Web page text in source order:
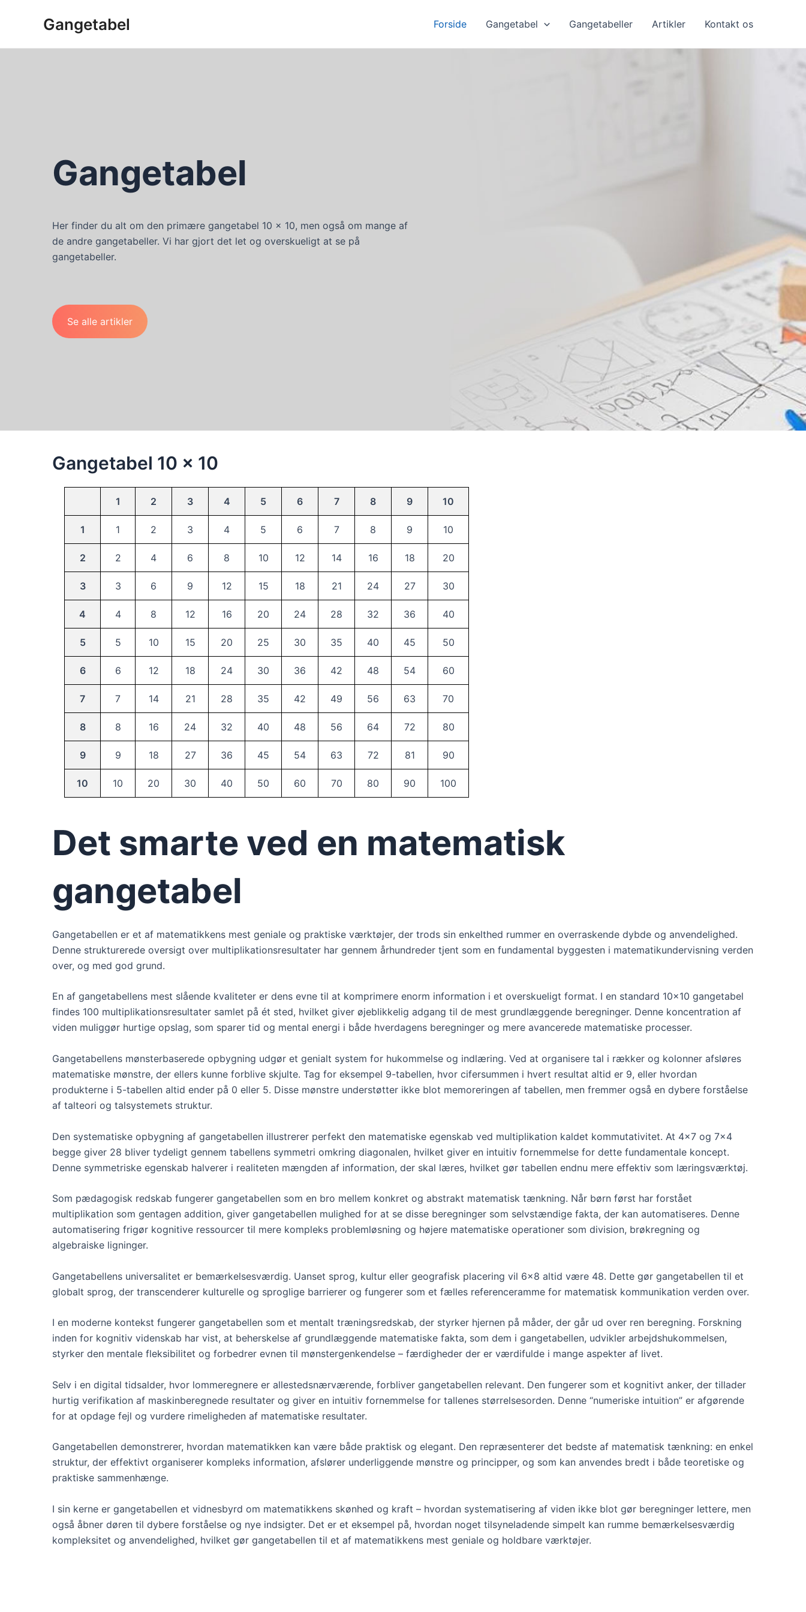
Gangetabel Forside Gangetabel Gangetabeller Artikler Kontakt os
Gangetabel
Her finder du alt om den primære gangetabel 10 x 10, men også om mange af
de andre gangetabeller. Vi har gjort det let og overskueligt at se på
gangetabeller.
Se alle artikler
Gangetabel 10 x 10
1 2 3 4 5 6 7 8 9 10
1 1 2 3 4 5 6 7 8 9 10
2 2 4 6 8 10 12 14 16 18 20
3 3 6 9 12 15 18 21 24 27 30
4 4 8 12 16 20 24 28 32 36 40
5 5 10 15 20 25 30 35 40 45 50
6 6 12 18 24 30 36 42 48 54 60
7 7 14 21 28 35 42 49 56 63 70
8 8 16 24 32 40 48 56 64 72 80
9 9 18 27 36 45 54 63 72 81 90
10 10 20 30 40 50 60 70 80 90 100
Det smarte ved en matematisk
gangetabel
Gangetabellen er et af matematikkens mest geniale og praktiske værktøjer, der trods sin enkelthed rummer en overraskende dybde og anvendelighed.
Denne strukturerede oversigt over multiplikationsresultater har gennem århundreder tjent som en fundamental byggesten i matematikundervisning verden
over, og med god grund.
En af gangetabellens mest slående kvaliteter er dens evne til at komprimere enorm information i et overskueligt format. I en standard 10×10 gangetabel
findes 100 multiplikationsresultater samlet på ét sted, hvilket giver øjeblikkelig adgang til de mest grundlæggende beregninger. Denne koncentration af
viden muliggør hurtige opslag, som sparer tid og mental energi i både hverdagens beregninger og mere avancerede matematiske processer.
Gangetabellens mønsterbaserede opbygning udgør et genialt system for hukommelse og indlæring. Ved at organisere tal i rækker og kolonner afsløres
matematiske mønstre, der ellers kunne forblive skjulte. Tag for eksempel 9-tabellen, hvor cifersummen i hvert resultat altid er 9, eller hvordan
produkterne i 5-tabellen altid ender på 0 eller 5. Disse mønstre understøtter ikke blot memoreringen af tabellen, men fremmer også en dybere forståelse
af talteori og talsystemets struktur.
Den systematiske opbygning af gangetabellen illustrerer perfekt den matematiske egenskab ved multiplikation kaldet kommutativitet. At 4×7 og 7×4
begge giver 28 bliver tydeligt gennem tabellens symmetri omkring diagonalen, hvilket giver en intuitiv fornemmelse for dette fundamentale koncept.
Denne symmetriske egenskab halverer i realiteten mængden af information, der skal læres, hvilket gør tabellen endnu mere effektiv som læringsværktøj.
Som pædagogisk redskab fungerer gangetabellen som en bro mellem konkret og abstrakt matematisk tænkning. Når børn først har forstået
multiplikation som gentagen addition, giver gangetabellen mulighed for at se disse beregninger som selvstændige fakta, der kan automatiseres. Denne
automatisering frigør kognitive ressourcer til mere kompleks problemløsning og højere matematiske operationer som division, brøkregning og
algebraiske ligninger.
Gangetabellens universalitet er bemærkelsesværdig. Uanset sprog, kultur eller geografisk placering vil 6×8 altid være 48. Dette gør gangetabellen til et
globalt sprog, der transcenderer kulturelle og sproglige barrierer og fungerer som et fælles referenceramme for matematisk kommunikation verden over.
I en moderne kontekst fungerer gangetabellen som et mentalt træningsredskab, der styrker hjernen på måder, der går ud over ren beregning. Forskning
inden for kognitiv videnskab har vist, at beherskelse af grundlæggende matematiske fakta, som dem i gangetabellen, udvikler arbejdshukommelsen,
styrker den mentale fleksibilitet og forbedrer evnen til mønstergenkendelse – færdigheder der er værdifulde i mange aspekter af livet.
Selv i en digital tidsalder, hvor lommeregnere er allestedsnærværende, forbliver gangetabellen relevant. Den fungerer som et kognitivt anker, der tillader
hurtig verifikation af maskinberegnede resultater og giver en intuitiv fornemmelse for tallenes størrelsesorden. Denne “numeriske intuition” er afgørende
for at opdage fejl og vurdere rimeligheden af matematiske resultater.
Gangetabellen demonstrerer, hvordan matematikken kan være både praktisk og elegant. Den repræsenterer det bedste af matematisk tænkning: en enkel
struktur, der effektivt organiserer kompleks information, afslører underliggende mønstre og principper, og som kan anvendes bredt i både teoretiske og
praktiske sammenhænge.
I sin kerne er gangetabellen et vidnesbyrd om matematikkens skønhed og kraft – hvordan systematisering af viden ikke blot gør beregninger lettere, men
også åbner døren til dybere forståelse og nye indsigter. Det er et eksempel på, hvordan noget tilsyneladende simpelt kan rumme bemærkelsesværdig
kompleksitet og anvendelighed, hvilket gør gangetabellen til et af matematikkens mest geniale og holdbare værktøjer.